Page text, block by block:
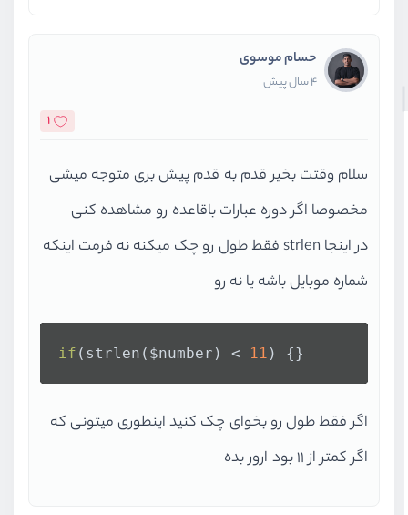
حسام موسوی
4 سال پیش
1
سلام وقتت بخیر قدم به قدم پیش بری متوجه میشی
مخصوصا اگر دوره عبارات باقاعده رو مشاهده کنی
در اینجا strlen فقط طول رو چک میکنه نه فرمت اینکه
شماره موبایل باشه یا نه رو
if (strlen($number) < 11 ) {}
اگر فقط طول رو بخوای چک کنید اینطوری میتونی که
اگر کمتر از ۱۱ بود ارور بده